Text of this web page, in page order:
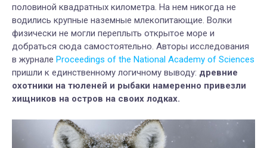
половиной квадратных километра. На нем никогда не
водились крупные наземные млекопитающие. Волки
физически не могли переплыть открытое море и
добраться сюда самостоятельно. Авторы исследования
в журнале Proceedings of the National Academy of Sciences
пришли к единственному логичному выводу: древние
охотники на тюленей и рыбаки намеренно привезли
хищников на остров на своих лодках.